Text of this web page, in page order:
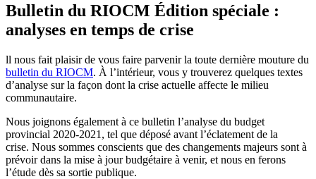
Bulletin du RIOCM Édition spéciale :
analyses en temps de crise
ll nous fait plaisir de vous faire parvenir la toute dernière mouture du
bulletin du RIOCM. À l’intérieur, vous y trouverez quelques textes
d’analyse sur la façon dont la crise actuelle affecte le milieu
communautaire.
Nous joignons également à ce bulletin l’analyse du budget
provincial 2020-2021, tel que déposé avant l’éclatement de la
crise. Nous sommes conscients que des changements majeurs sont à
prévoir dans la mise à jour budgétaire à venir, et nous en ferons
l’étude dès sa sortie publique.